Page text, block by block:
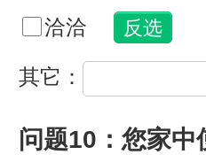
洽洽
其它：
问题10：您家中